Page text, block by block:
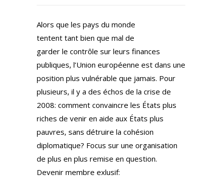
m
Alors que les pays du monde
tentent tant bien que mal de
garder le contrôle sur leurs finances
publiques, l’Union européenne est dans une
position plus vulnérable que jamais. Pour
plusieurs, il y a des échos de la crise de
2008: comment convaincre les États plus
riches de venir en aide aux États plus
pauvres, sans détruire la cohésion
diplomatique? Focus sur une organisation
de plus en plus remise en question.
Devenir membre exlusif: